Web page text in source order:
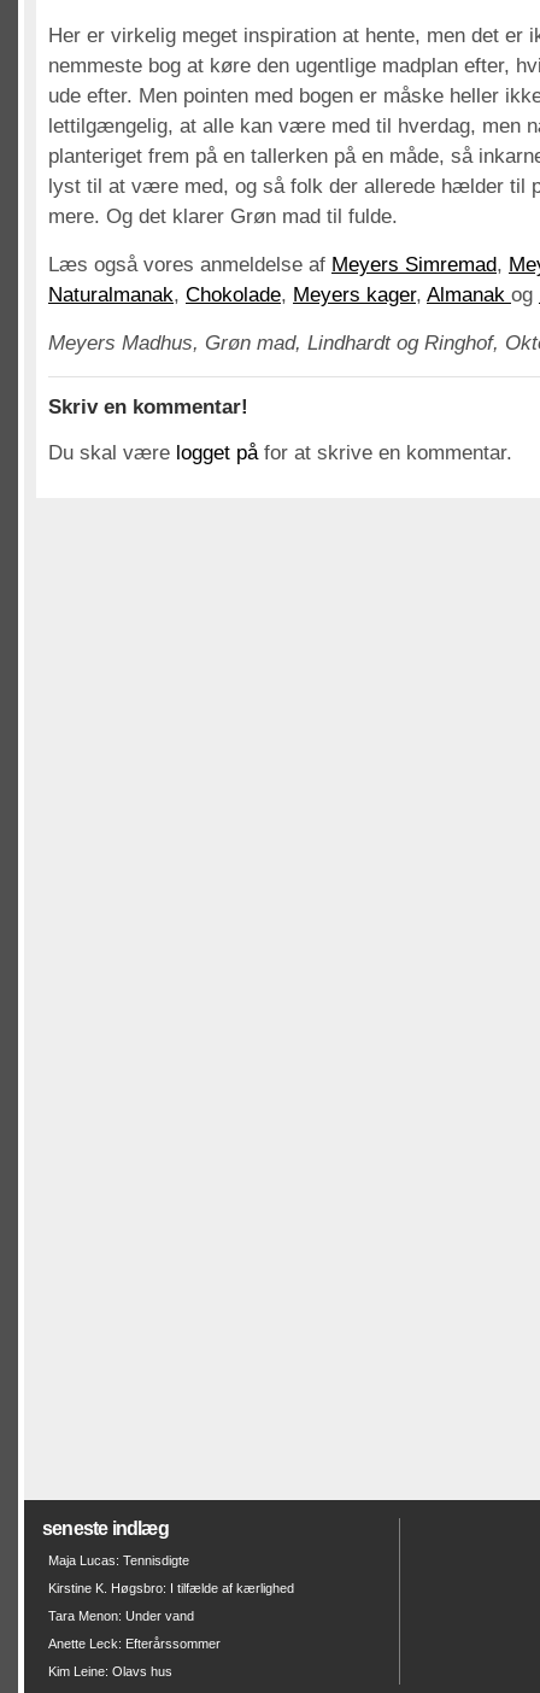
Her er virkelig meget inspiration at hente, men det er
nemmeste bog at køre den ugentlige madplan efter,
ude efter. Men pointen med bogen er måske heller
lettilgængelig, at alle kan være med til hverdag, men
planteriget frem på en tallerken på en måde, så
lyst til at være med, og så folk der allerede hælder til
mere. Og det klarer Grøn mad til fulde.
Læs også vores anmeldelse af Meyers Simremad,
Naturalmanak, Chokolade, Meyers kager, Almanak og
Meyers Madhus, Grøn mad, Lindhardt og Ringhof,
Skriv en kommentar!
Du skal være logget påfor at skrive en kommentar.
seneste indlæg
Maja Lucas: Tennisdigte
Kirstine K. Høgsbro: I tilfælde af kærlighed
Tara Menon: Under vand
Anette Leck: Efterårssommer
Kim Leine: Olavs hus